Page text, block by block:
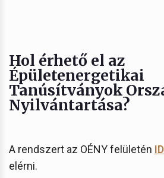
Hol érhető el az
Épületenergetikai
Tanúsítványok
Nyilvántartása?
A rendszert az OÉNY felületén
elérni.